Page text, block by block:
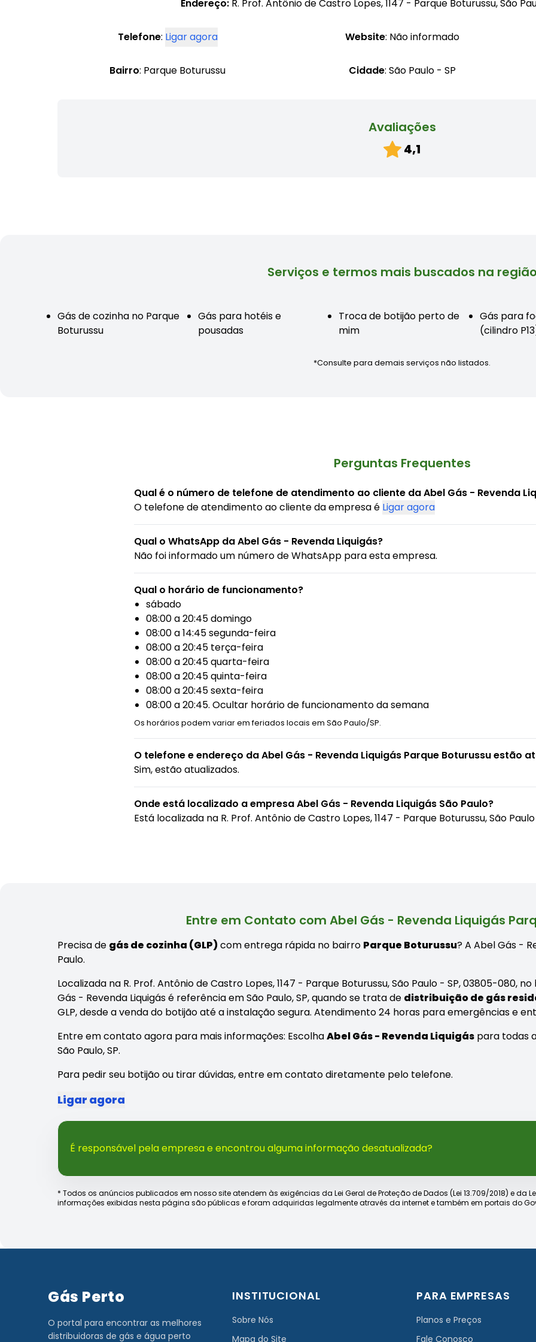
Endereço:R. Prof. Antônio de Castro Lopes, 1147 - Parque Boturussu, São
Telefone: Ligar agora Website: Não informado
Bairro: Parque Boturussu Cidade: São Paulo - SP
Avaliações
4,1
Serviços e termos mais buscados na região
Gás de cozinha no Parque
Boturussu
Gás para hotéis e
pousadas
Troca de botijão perto de
mim
Gás para
(cilindro
*Consulte para demais serviços não listados.
Perguntas Frequentes
Qual é o número de telefone de atendimento ao cliente da Abel Gás - Revenda
O telefone de atendimento ao cliente da empresa é Ligar agora
Qual o WhatsApp da Abel Gás - Revenda Liquigás?
Não foi informado um número de WhatsApp para esta empresa.
Qual o horário de funcionamento?
sábado
08:00 a 20:45 domingo
08:00 a 14:45 segunda-feira
08:00 a 20:45 terça-feira
08:00 a 20:45 quarta-feira
08:00 a 20:45 quinta-feira
08:00 a 20:45 sexta-feira
08:00 a 20:45. Ocultar horário de funcionamento da semana
Os horários podem variar em feriados locais em São Paulo/SP.
O telefone e endereço da Abel Gás - Revenda Liquigás Parque Boturussu estão
Sim, estão atualizados.
Onde está localizado a empresa Abel Gás - Revenda Liquigás São Paulo?
Está localizada na R. Prof. Antônio de Castro Lopes, 1147 - Parque Boturussu, São
Entre em Contato com Abel Gás - Revenda Liquigás
Precisa de gás de cozinha (GLP)com entrega rápida no bairro Parque Boturussu? A Abel Gás -
Paulo.
Localizada na R. Prof. Antônio de Castro Lopes, 1147 - Parque Boturussu, São Paulo - SP, 03805-080,
Gás - Revenda Liquigás é referência em São Paulo, SP, quando se trata de distribuição de gás
GLP, desde a venda do botijão até a instalação segura. Atendimento 24 horas para emergências e
Entre em contato agora para mais informações: EscolhaAbel Gás - Revenda Liquigás para todas
São Paulo, SP.
Para pedir seu botijão ou tirar dúvidas, entre em contato diretamente pelo telefone.
Ligar agora
É responsável pela empresa e encontrou alguma informação desatualizada?
* Todos os anúncios publicados em nosso site atendem às exigências da Lei Geral de Proteção de Dados (Lei 13.709/2018) e da
informações exibidas nesta página são públicas e foram adquiridas legalmente através da internet e também em portais do
Gás Perto
O portal para encontrar as melhores
distribuidoras de gás e água perto
INSTITUCIONAL
Sobre Nós
Mapa do Site
PARA EMPRESAS
Planos e Preços
Fale Conosco